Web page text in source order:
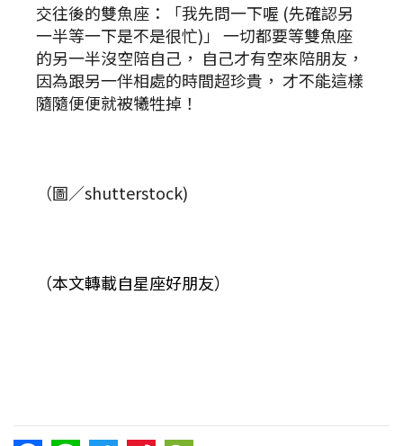
交往後的雙魚座：「我先問一下喔 (先確認另
一半等一下是不是很忙)」 一切都要等雙魚座
的另一半沒空陪自己， 自己才有空來陪朋友，
因為跟另一伴相處的時間超珍貴， 才不能這樣
隨隨便便就被犧牲掉！
（圖／shutterstock)
（本文轉載自星座好朋友）